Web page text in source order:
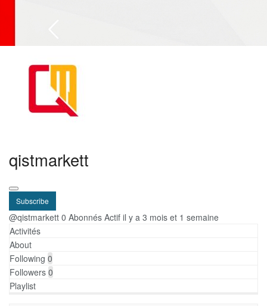
qistmarkett
Subscribe
@qistmarkett 0 Abonnés Actif il y a 3 mois et 1 semaine
Activités
About
Following 0
Followers 0
Playlist